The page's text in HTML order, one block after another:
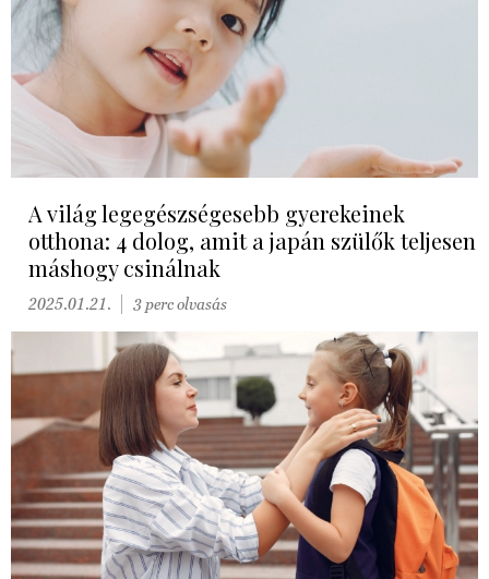
A világ legegészségesebb gyerekeinek
otthona: 4 dolog, amit a japán szülők teljesen
máshogy csinálnak
2025.01.21. 3 perc olvasás